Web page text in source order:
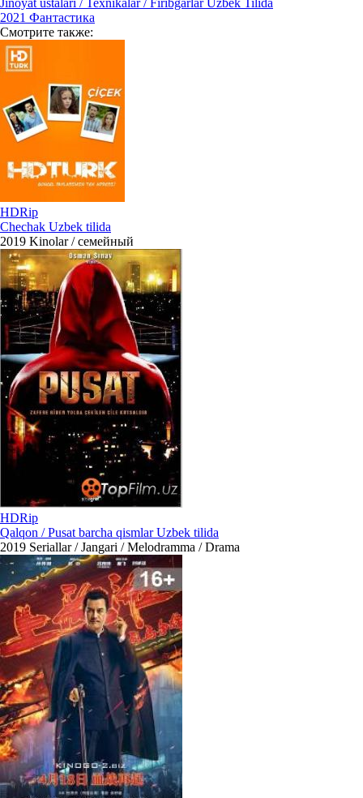
Jinoyat ustalari / Texnikalar / Firibgarlar Uzbek Tilida
2021 Фантастика
Смотрите также:
HDRip
Chechak Uzbek tilida
2019 Kinolar / семейный
HDRip
Qalqon / Pusat barcha qismlar Uzbek tilida
2019 Seriallar / Jangari / Melodramma / Drama